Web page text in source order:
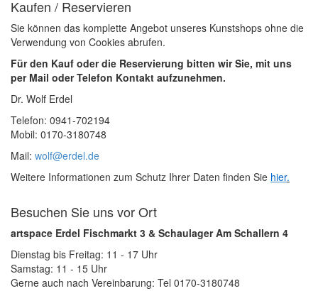
Kaufen / Reservieren
Sie können das komplette Angebot unseres Kunstshops ohne die
Verwendung von Cookies abrufen.
Für den Kauf oder die Reservierung bitten wir Sie, mit uns
per Mail oder Telefon Kontakt aufzunehmen.
Dr. Wolf Erdel
Telefon: 0941-702194
Mobil: 0170-3180748
Mail: wolf@erdel.de
Weitere Informationen zum Schutz Ihrer Daten finden Sie hier.
Besuchen Sie uns vor Ort
artspace Erdel Fischmarkt 3 & Schaulager Am Schallern 4
Dienstag bis Freitag: 11 - 17 Uhr
Samstag: 11 - 15 Uhr
Gerne auch nach Vereinbarung: Tel 0170-3180748